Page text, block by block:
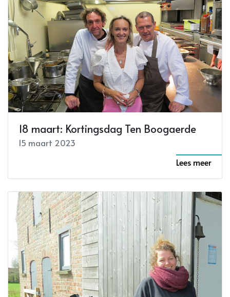
18 maart: Kortingsdag Ten Boogaerde
15 maart 2023
Lees meer